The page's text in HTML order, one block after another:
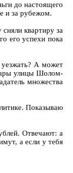
до настоящего
и за рубежом.
квартиру за
его успехи пока
уезжать? А может
улицы Шолом-
множества
Показываю
Отвечают: а
а если у тебя